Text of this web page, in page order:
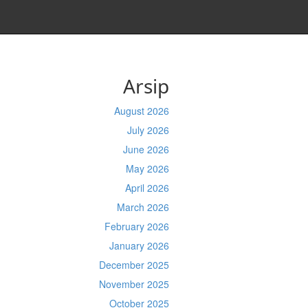
Arsip
August 2026
July 2026
June 2026
May 2026
April 2026
March 2026
February 2026
January 2026
December 2025
November 2025
October 2025